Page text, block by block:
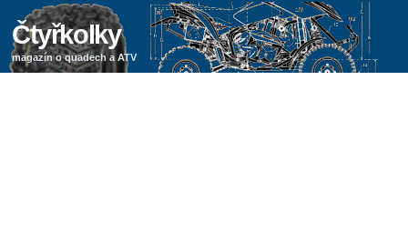
Čtyřkolky
magazín o quadech a ATV